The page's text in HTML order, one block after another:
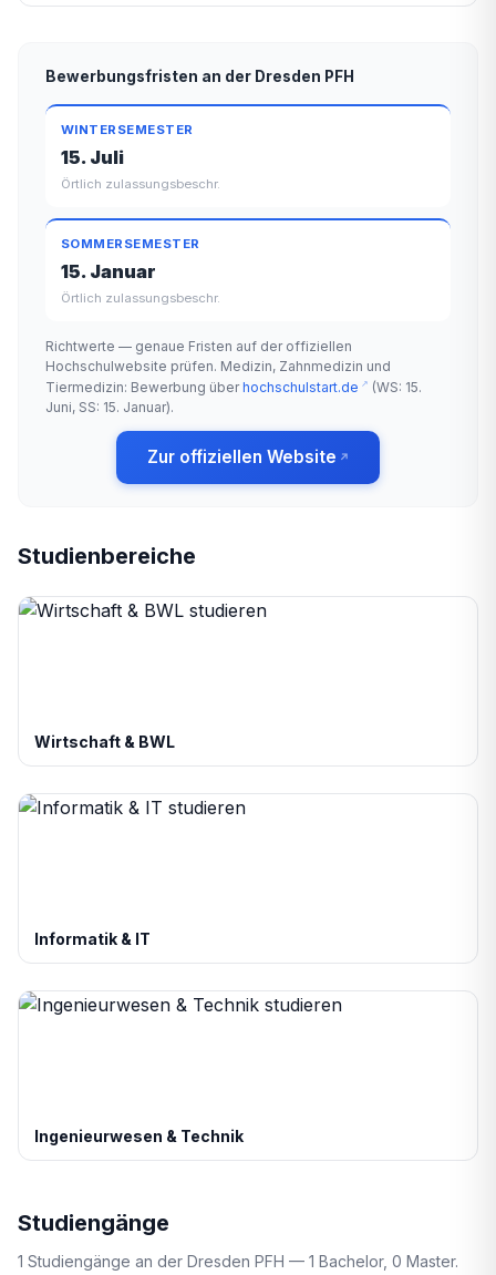
Bewerbungsfristen an der Dresden PFH
WINTERSEMESTER
15. Juli
Örtlich zulassungsbeschr.
SOMMERSEMESTER
15. Januar
Örtlich zulassungsbeschr.
Richtwerte — genaue Fristen auf der offiziellen
Hochschulwebsite prüfen. Medizin, Zahnmedizin und
Tiermedizin: Bewerbung überhochschulstart.de
(WS: 15.
Juni, SS: 15. Januar).
Zur offiziellen Website
Studienbereiche
Wirtschaft & BWL
Informatik & IT
Ingenieurwesen & Technik
Studiengänge
1 Studiengänge an der Dresden PFH — 1 Bachelor, 0 Master.